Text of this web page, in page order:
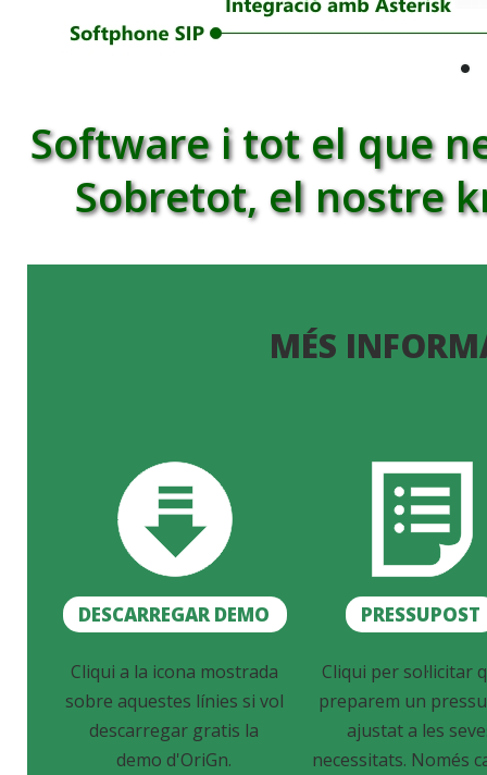
Software i tot el que
Sobretot, el nostre
MÉS
DESCARREGAR DEMO PRESSUPOST
Cliqui a la icona mostrada
sobre aquestes línies si vol
descarregar gratis la
demo d'OriGn.
Cliqui per sol·licitar
preparem un
ajustat a les
necessitats. Només